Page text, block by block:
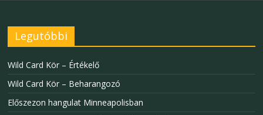
Legutóbbi
Wild Card Kör – Értékelő
Wild Card Kör – Beharangozó
Előszezon hangulat Minneapolisban